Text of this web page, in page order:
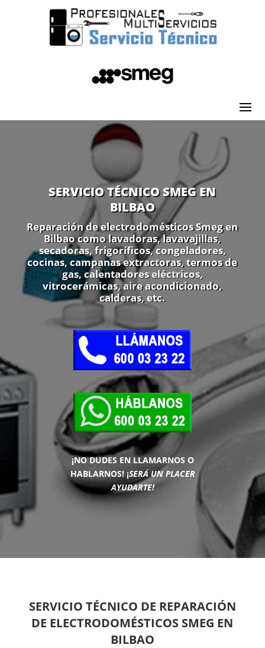
SERVICIO TÉCNICO SMEG EN
BILBAO
Reparación de electrodomésticos Smeg en
Bilbao como lavadoras, lavavajillas,
secadoras, frigoríficos, congeladores,
cocinas, campanas extractoras, termos de
gas, calentadores eléctricos,
vitrocerámicas, aire acondicionado,
calderas, etc.
¡NO DUDES EN LLAMARNOS O
HABLARNOS! ¡SERÁ UN PLACER
AYUDARTE!
SERVICIO TÉCNICO DE REPARACIÓN
DE ELECTRODOMÉSTICOS SMEG EN
BILBAO